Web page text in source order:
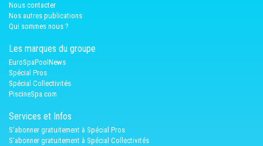
Nous contacter
Nos autres publications
Qui sommes nous ?
Les marques du groupe
EuroSpaPoolNews
Spécial Pros
Spécial Collectivités
PiscineSpa.com
Services et Infos
S'abonner gratuitement à Spécial Pros
S'abonner gratuitement à Spécial Collectivités